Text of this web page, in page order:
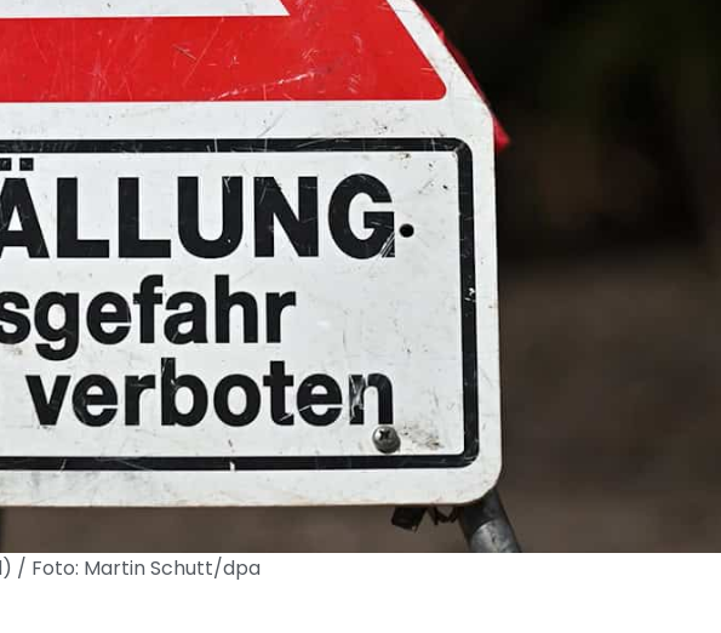
/ Foto: Martin Schutt/dpa